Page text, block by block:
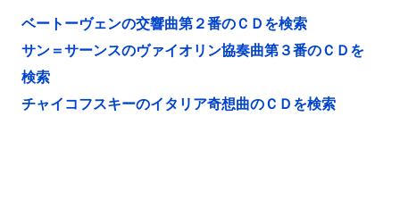
ベートーヴェンの交響曲第２番のＣＤを検索
サン＝サーンスのヴァイオリン協奏曲第３番のＣＤを
検索
チャイコフスキーのイタリア奇想曲のＣＤを検索